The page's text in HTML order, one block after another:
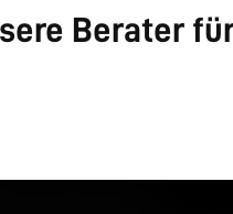
Berater